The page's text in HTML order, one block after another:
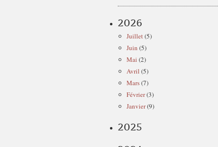
2026
Juillet(5)
Juin (5)
Mai (2)
Avril (5)
Mars(7)
Février(3)
Janvier(9)
2025